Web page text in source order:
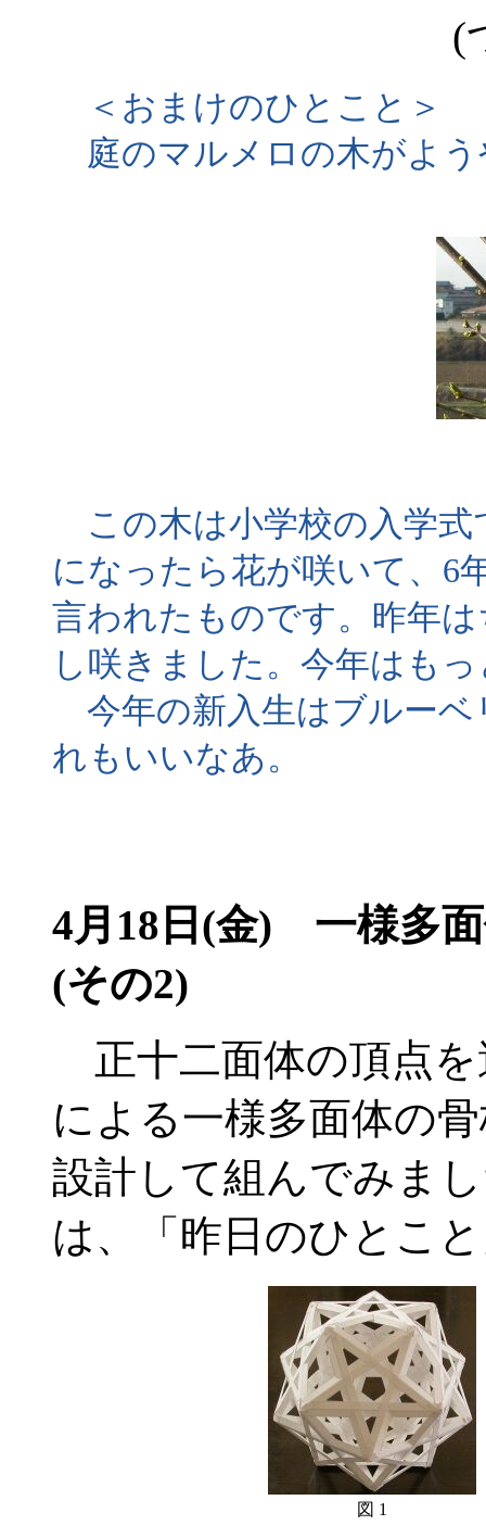
(
＜おまけのひとこと＞
庭のマルメロの木がよう
この木は小学校の入学式
になったら花が咲いて、6
言われたものです。昨年
し咲きました。今年はも
今年の新入生はブルーベ
れもいいなあ。
4月18日(金) 一様多
(その2)
正十二面体の頂点
による一様多面体の
設計して組んでみま
は、「昨日のひとこ
図 1